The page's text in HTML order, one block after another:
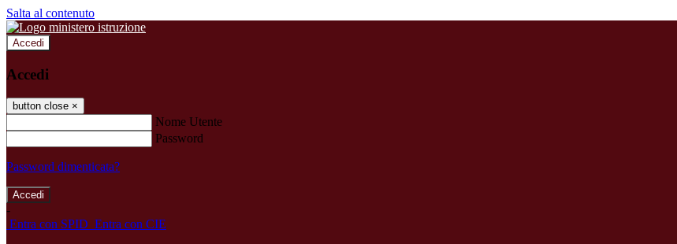
Salta al contenuto
Accedi
Accedi
button close ×
Nome Utente
Password
Password dimenticata?
-
Entra con SPID Entra con CIE